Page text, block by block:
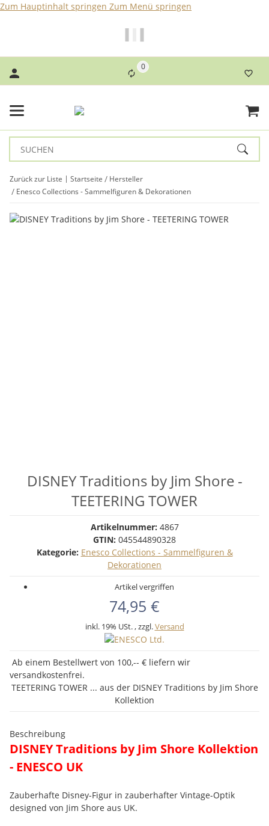
Zum Hauptinhalt springen Zum Menü springen
0
Zurück zur Liste Startseite
Hersteller
Enesco Collections - Sammelfiguren & Dekorationen
DISNEY Traditions by Jim Shore -
TEETERING TOWER
Artikelnummer: 4867
GTIN: 045544890328
Kategorie: Enesco Collections - Sammelfiguren &
Dekorationen
Artikel vergriffen
74,95 €
inkl. 19% USt. , zzgl.Versand
Ab einem Bestellwert von 100,-- € liefern wir
versandkostenfrei.
TEETERING TOWER ... aus der DISNEY Traditions by Jim Shore
Kollektion
Beschreibung
DISNEY Traditions by Jim Shore Kollektion
- ENESCO UK
Zauberhafte Disney-Figur in zauberhafter Vintage-Optik
designed von Jim Shore aus UK.